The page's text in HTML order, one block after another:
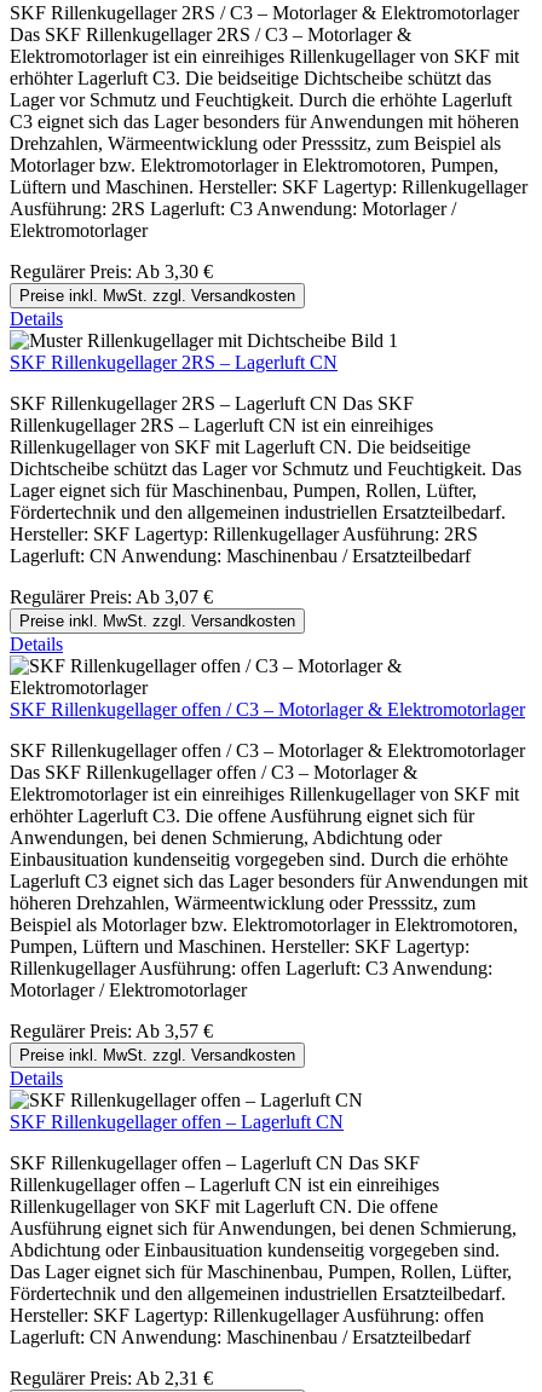
SKF Rillenkugellager 2RS / C3 – Motorlager & Elektromotorlager
Das SKF Rillenkugellager 2RS / C3 – Motorlager &
Elektromotorlager ist ein einreihiges Rillenkugellager von SKF mit
erhöhter Lagerluft C3. Die beidseitige Dichtscheibe schützt das
Lager vor Schmutz und Feuchtigkeit. Durch die erhöhte Lagerluft
C3 eignet sich das Lager besonders für Anwendungen mit höheren
Drehzahlen, Wärmeentwicklung oder Presssitz, zum Beispiel als
Motorlager bzw. Elektromotorlager in Elektromotoren, Pumpen,
Lüftern und Maschinen. Hersteller: SKF Lagertyp: Rillenkugellager
Ausführung: 2RS Lagerluft: C3 Anwendung: Motorlager /
Elektromotorlager
Regulärer Preis: Ab 3,30 €
Preise inkl. MwSt. zzgl. Versandkosten
Details
SKF Rillenkugellager 2RS – Lagerluft CN
SKF Rillenkugellager 2RS – Lagerluft CN Das SKF
Rillenkugellager 2RS – Lagerluft CN ist ein einreihiges
Rillenkugellager von SKF mit Lagerluft CN. Die beidseitige
Dichtscheibe schützt das Lager vor Schmutz und Feuchtigkeit. Das
Lager eignet sich für Maschinenbau, Pumpen, Rollen, Lüfter,
Fördertechnik und den allgemeinen industriellen Ersatzteilbedarf.
Hersteller: SKF Lagertyp: Rillenkugellager Ausführung: 2RS
Lagerluft: CN Anwendung: Maschinenbau / Ersatzteilbedarf
Regulärer Preis: Ab 3,07 €
Preise inkl. MwSt. zzgl. Versandkosten
Details
SKF Rillenkugellager offen / C3 – Motorlager & Elektromotorlager
SKF Rillenkugellager offen / C3 – Motorlager & Elektromotorlager
Das SKF Rillenkugellager offen / C3 – Motorlager &
Elektromotorlager ist ein einreihiges Rillenkugellager von SKF mit
erhöhter Lagerluft C3. Die offene Ausführung eignet sich für
Anwendungen, bei denen Schmierung, Abdichtung oder
Einbausituation kundenseitig vorgegeben sind. Durch die erhöhte
Lagerluft C3 eignet sich das Lager besonders für Anwendungen mit
höheren Drehzahlen, Wärmeentwicklung oder Presssitz, zum
Beispiel als Motorlager bzw. Elektromotorlager in Elektromotoren,
Pumpen, Lüftern und Maschinen. Hersteller: SKF Lagertyp:
Rillenkugellager Ausführung: offen Lagerluft: C3 Anwendung:
Motorlager / Elektromotorlager
Regulärer Preis: Ab 3,57 €
Preise inkl. MwSt. zzgl. Versandkosten
Details
SKF Rillenkugellager offen – Lagerluft CN
SKF Rillenkugellager offen – Lagerluft CN Das SKF
Rillenkugellager offen – Lagerluft CN ist ein einreihiges
Rillenkugellager von SKF mit Lagerluft CN. Die offene
Ausführung eignet sich für Anwendungen, bei denen Schmierung,
Abdichtung oder Einbausituation kundenseitig vorgegeben sind.
Das Lager eignet sich für Maschinenbau, Pumpen, Rollen, Lüfter,
Fördertechnik und den allgemeinen industriellen Ersatzteilbedarf.
Hersteller: SKF Lagertyp: Rillenkugellager Ausführung: offen
Lagerluft: CN Anwendung: Maschinenbau / Ersatzteilbedarf
Regulärer Preis: Ab 2,31 €